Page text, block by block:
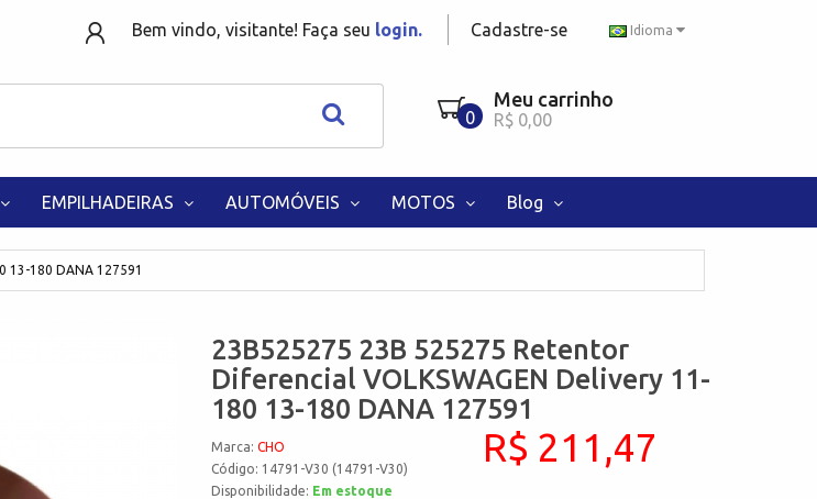
Idioma
Bem vindo, visitante! Faça seu login. Cadastre-se
0
Meu carrinho
R$ 0,00
EMPILHADEIRAS AUTOMÓVEIS MOTOS Blog
13-180 DANA 127591
23B525275 23B 525275 Retentor
Diferencial VOLKSWAGEN Delivery 11-
180 13-180 DANA 127591
Marca:CHO
Código: 14791-V30 (14791-V30)
Disponibilidade: Em estoque
R$ 211,47